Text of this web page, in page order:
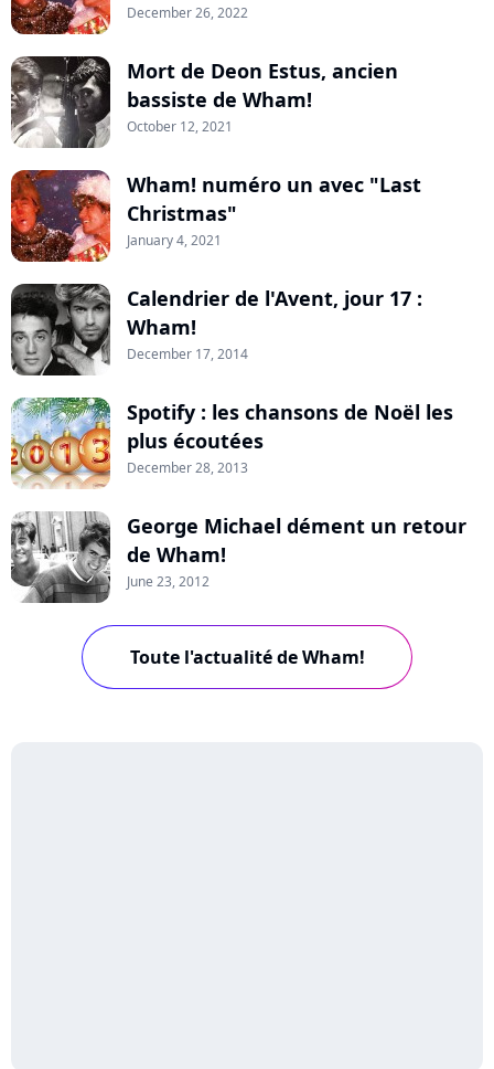
December 26, 2022
Mort de Deon Estus, ancien
bassiste de Wham!
October 12, 2021
Wham! numéro un avec "Last
Christmas"
January 4, 2021
Calendrier de l'Avent, jour 17 :
Wham!
December 17, 2014
Spotify : les chansons de Noël les
plus écoutées
December 28, 2013
George Michael dément un retour
de Wham!
June 23, 2012
Toute l'actualité de Wham!